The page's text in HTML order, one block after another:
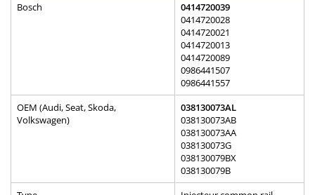
Bosch
0414720039
0414720028
0414720021
0414720013
0414720089
0986441507
0986441557
OEM (Audi, Seat, Skoda,
Volkswagen)
038130073AL
038130073AB
038130073AA
038130073G
038130079BX
038130079B